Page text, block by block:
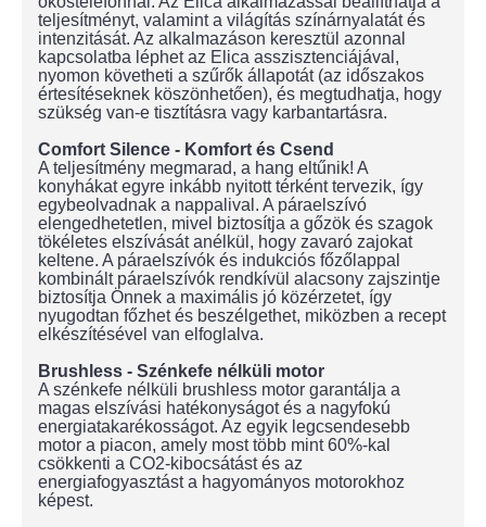
teljesítményt, valamint a világítás színárnyalatát és
intenzitását. Az alkalmazáson keresztül azonnal
kapcsolatba léphet az Elica asszisztenciájával,
nyomon követheti a szűrők állapotát (az időszakos
értesítéseknek köszönhetően), és megtudhatja, hogy
szükség van-e tisztításra vagy karbantartásra.
Comfort Silence - Komfort és Csend
A teljesítmény megmarad, a hang eltűnik! A
konyhákat egyre inkább nyitott térként tervezik, így
egybeolvadnak a nappalival. A páraelszívó
elengedhetetlen, mivel biztosítja a gőzök és szagok
tökéletes elszívását anélkül, hogy zavaró zajokat
keltene. A páraelszívók és indukciós főzőlappal
kombinált páraelszívók rendkívül alacsony zajszintje
biztosítja Önnek a maximális jó közérzetet, így
nyugodtan főzhet és beszélgethet, miközben a recept
elkészítésével van elfoglalva.
Brushless - Szénkefe nélküli motor
A szénkefe nélküli brushless motor garantálja a
magas elszívási hatékonyságot és a nagyfokú
energiatakarékosságot. Az egyik legcsendesebb
motor a piacon, amely most több mint 60%-kal
csökkenti a CO2-kibocsátást és az
energiafogyasztást a hagyományos motorokhoz
képest.